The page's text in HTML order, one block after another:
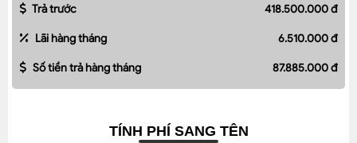
Trả trước 418.500.000 đ
Lãi hàng tháng 6.510.000 đ
Số tiền trả hàng tháng 87.885.000 đ
TÍNH PHÍ SANG TÊN